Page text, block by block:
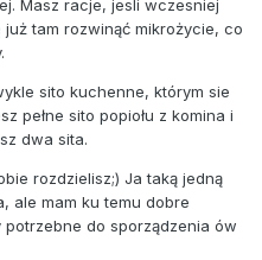
Masz racje, jesli wczesniej
tam rozwinąć mikrożycie, co
sito kuchenne, którym sie
pełne sito popiołu z komina i
dwa sita.
rozdzielisz;) Ja taką jedną
ale mam ku temu dobre
do sporządzenia ów